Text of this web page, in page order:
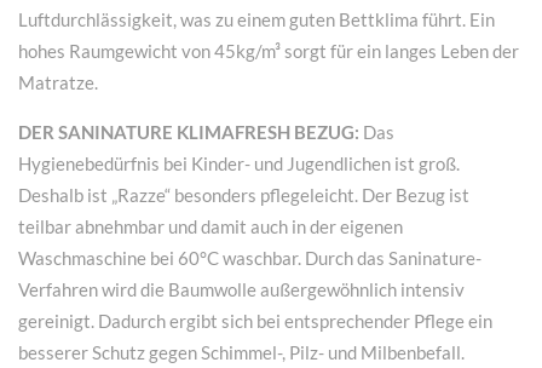
Luftdurchlässigkeit, was zu einem guten Bettklima führt. Ein
hohes Raumgewicht von 45kg/m³ sorgt für ein langes Leben der
Matratze.
DER SANINATURE KLIMAFRESH BEZUG: Das
Hygienebedürfnis bei Kinder- und Jugendlichen ist groß.
Deshalb ist „Razze“ besonders pflegeleicht. Der Bezug ist
teilbar abnehmbar und damit auch in der eigenen
Waschmaschine bei 60°C waschbar. Durch das Saninature-
Verfahren wird die Baumwolle außergewöhnlich intensiv
gereinigt. Dadurch ergibt sich bei entsprechender Pflege ein
besserer Schutz gegen Schimmel-, Pilz- und Milbenbefall.